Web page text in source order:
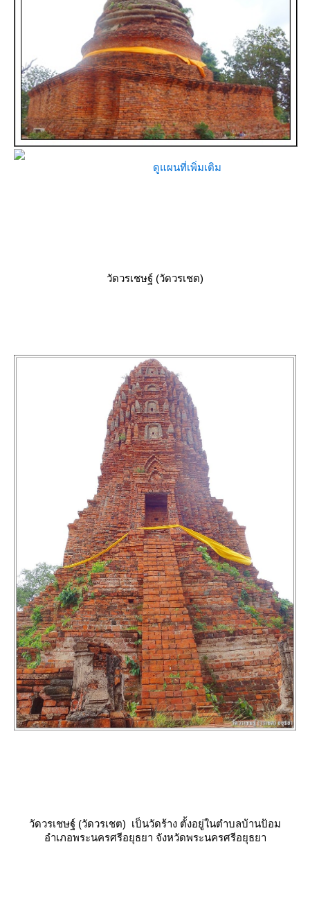
ดูแผนที่เพิ่มเติม
วัดวรเชษฐ์ (วัดวรเชต)
วัดวรเชษฐ์ (วัดวรเชต) เป็นวัดร้าง ตั้งอยู่ในตำบลบ้านป้อม
อำเภอพระนครศรีอยุธยา จังหวัดพระนครศรีอยุธยา